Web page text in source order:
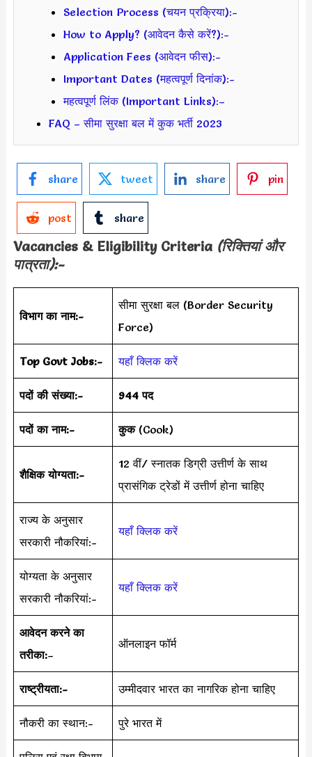
Selection Process (चयन प्रक्रिया):-
How to Apply? (आवेदन कैसे करें?):-
Application Fees (आवेदन फीस):-
Important Dates (महत्वपूर्ण दिनांक):-
महत्वपूर्ण लिंक (Important Links):–
FAQ – सीमा सुरक्षा बल में कुक भर्ती 2023
share tweet share pin
post share
Vacancies & Eligibility Criteria (रिक्तियां और
पात्रता):-
विभाग का नाम:-
सीमा सुरक्षा बल (Border Security
Force)
Top Govt Jobs:- यहाँ क्लिक करें
पदों की संख्या:- 944 पद
पदों का नाम:- कुक (Cook)
शैक्षिक योग्यता:-
12 वीं/ स्नातक डिग्री उत्तीर्ण के साथ
प्रासंगिक ट्रेडों में उत्तीर्ण होना चाहिए
राज्य के अनुसार
सरकारी नौकरियां:-
यहाँ क्लिक करें
योग्यता के अनुसार
सरकारी नौकरियां:-
यहाँ क्लिक करें
आवेदन करने का
तरीका:–
ऑनलाइन फॉर्म
राष्ट्रीयता:- उम्मीदवार भारत का नागरिक होना चाहिए
नौकरी का स्थान:- पुरे भारत में